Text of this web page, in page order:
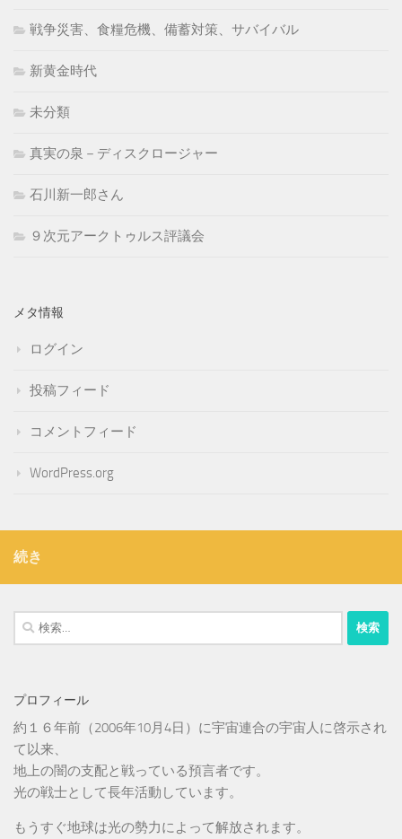
戦争災害、食糧危機、備蓄対策、サバイバル
新黄金時代
未分類
真実の泉－ディスクロージャー
石川新一郎さん
９次元アークトゥルス評議会
メタ情報
ログイン
投稿フィード
コメントフィード
WordPress.org
続き
検
索:
プロフィール
約１６年前（2006年10月4日）に宇宙連合の宇宙人に啓示され
て以来、
地上の闇の支配と戦っている預言者です。
光の戦士として長年活動しています。
もうすぐ地球は光の勢力によって解放されます。